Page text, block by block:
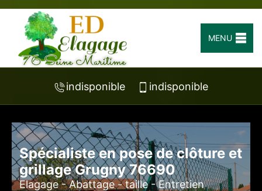
MENU
indisponible indisponible
Spécialiste en pose de clôture et
grillage Grugny 76690
Elagage - Abattage - taille - Entretien